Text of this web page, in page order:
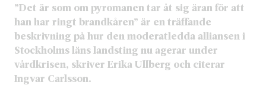
”Det är som om pyromanen tar åt sig äran för att
han har ringt brandkåren” är en träffande
beskrivning på hur den moderatledda alliansen i
Stockholms läns landsting nu agerar under
vårdkrisen, skriver Erika Ullberg och citerar
Ingvar Carlsson.